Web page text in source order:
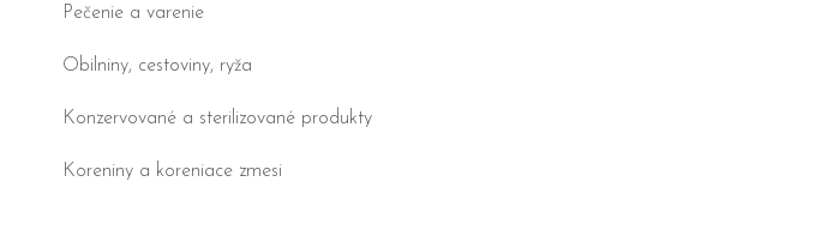
Pečenie a varenie
Obilniny, cestoviny, ryža
Konzervované a sterilizované produkty
Koreniny a koreniace zmesi